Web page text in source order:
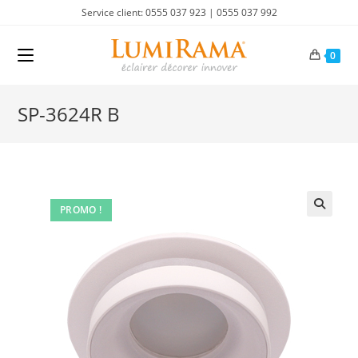
content
Service client: 0555 037 923 | 0555 037 992
0
SP-3624R B
PROMO !